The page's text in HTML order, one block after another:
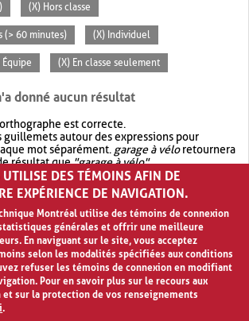
(X) Hors classe
(> 60 minutes) (X) Individuel
Équipe (X) En classe seulement
donné aucun résultat
est correcte.
guillemets autour des expressions pour
mot séparément. garage à véloretournera
résultat que"garage à vélo".
votre recherche avec OR.garage OR vélo
plus de résultat quegarage à vélo
DES TÉMOINS AFIN DE
EXPÉRIENCE DE NAVIGATION.
Montréal utilise des témoins de connexion
générales et offrir une meilleure
En naviguant sur le site, vous acceptez
selon les modalités spécifiées aux conditions
refuser les témoins de connexion en modifiant
Pour en savoir plus sur le recours aux
et sur la protection de vos renseignements
.